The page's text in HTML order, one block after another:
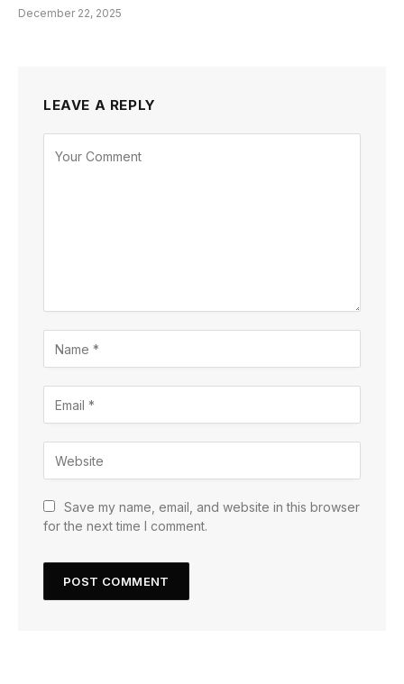
December 22, 2025
LEAVE A REPLY
Save my name, email, and website in this browser
for the next time I comment.